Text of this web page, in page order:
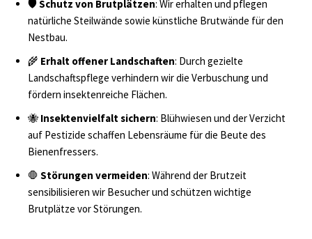
🛡️Schutz von Brutplätzen: Wir erhalten und pflegen
natürliche Steilwände sowie künstliche Brutwände für den
Nestbau.
🌾 Erhalt offener Landschaften: Durch gezielte
Landschaftspflege verhindern wir die Verbuschung und
fördern insektenreiche Flächen.
🐝 Insektenvielfalt sichern: Blühwiesen und der Verzicht
auf Pestizide schaffen Lebensräume für die Beute des
Bienenfressers.
🛑 Störungen vermeiden: Während der Brutzeit
sensibilisieren wir Besucher und schützen wichtige
Brutplätze vor Störungen.